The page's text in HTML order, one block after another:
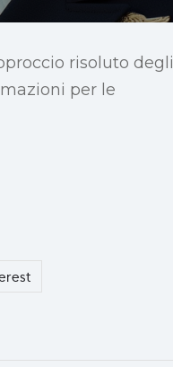
risoluto degli
per le